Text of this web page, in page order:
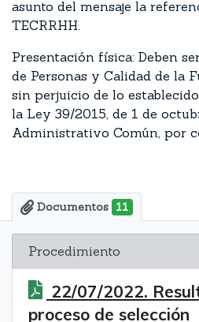
asunto del mensaje la
TECRRHH.
Presentación física: Deben
de Personas y Calidad de la
sin perjuicio de lo
la Ley 39/2015, de 1 de
Administrativo Común, por
Documentos 11
Procedimiento
22/07/2022.
proceso de selección